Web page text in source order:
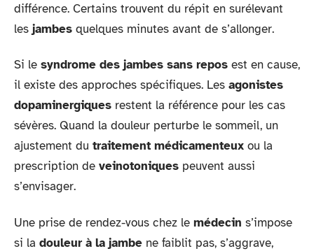
différence. Certains trouvent du répit en surélevant
les jambes quelques minutes avant de s’allonger.
Si le syndrome des jambes sans repos est en cause,
il existe des approches spécifiques. Les agonistes
dopaminergiques restent la référence pour les cas
sévères. Quand la douleur perturbe le sommeil, un
ajustement du traitement médicamenteux ou la
prescription de veinotoniques peuvent aussi
s’envisager.
Une prise de rendez-vous chez le médecin s’impose
si la douleur à la jambe ne faiblit pas, s’aggrave,